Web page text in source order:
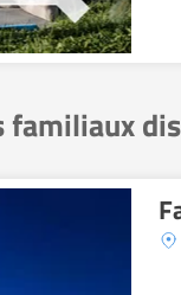
familiaux